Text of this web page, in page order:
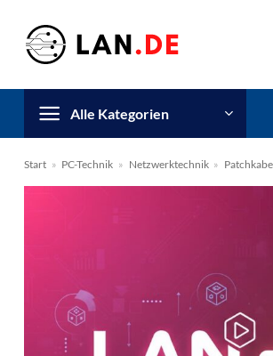
Inhalt
springen
Alle Kategorien
Start » PC-Technik » Netzwerktechnik »